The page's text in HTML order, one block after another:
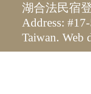
湖合法民宿
Address:
Taiwan. Web